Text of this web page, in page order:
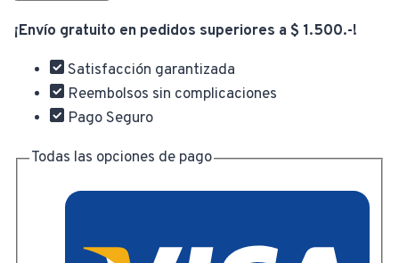
$ 99,00.$
con
Patas
Plegables
Microondas
cantidad
¡Envío gratuito en pedidos superiores a $ 1.500.-!
Satisfacción garantizada
Reembolsos sin complicaciones
Pago Seguro
Todas las opciones de pago